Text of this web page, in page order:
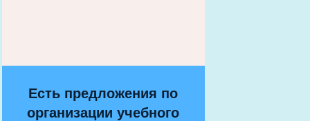
Есть предложения по
организации учебного